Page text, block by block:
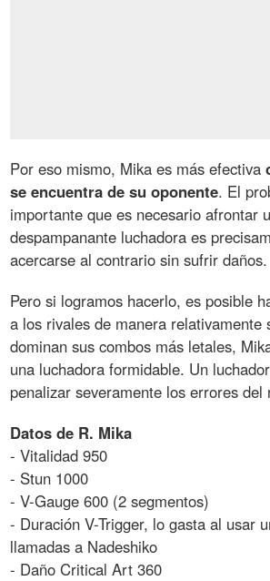
Por eso mismo, Mika es más efectiva
se encuentra de su oponente. El
importante que es necesario afrontar
despampanante luchadora es
acercarse al contrario sin sufrir daños.
Pero si logramos hacerlo, es posible
a los rivales de manera relativamente
dominan sus combos más letales,
una luchadora formidable. Un
penalizar severamente los errores del
Datos de R. Mika
- Vitalidad 950
- Stun 1000
- V-Gauge 600 (2 segmentos)
- Duración V-Trigger, lo gasta al usar
llamadas a Nadeshiko
- Daño Critical Art 360